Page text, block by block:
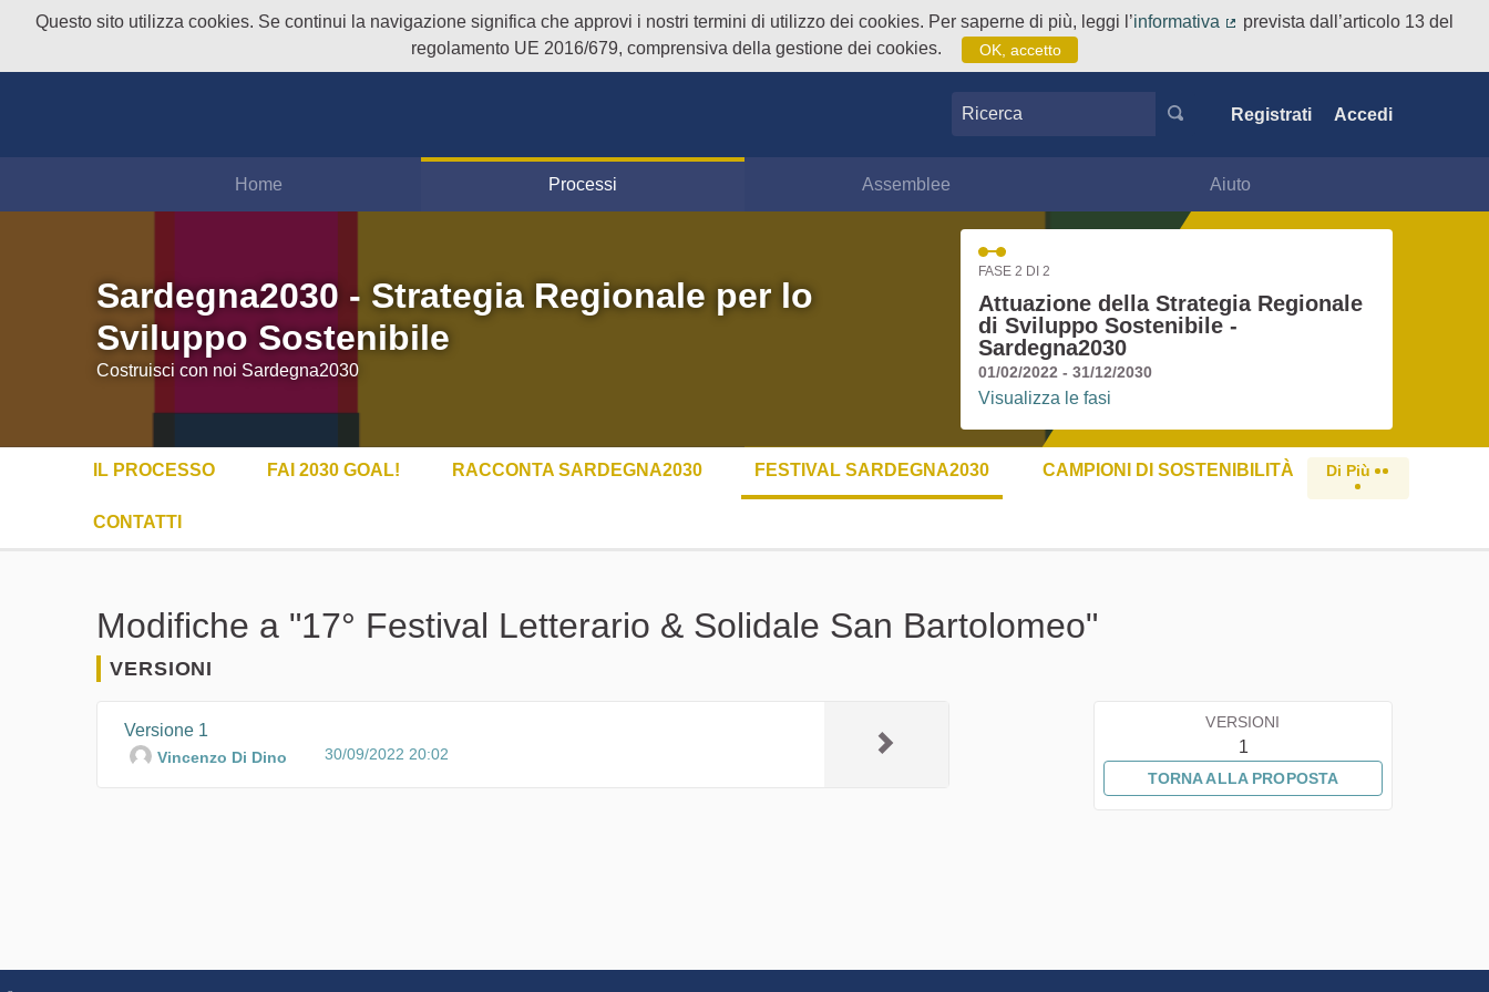
Questo sito utilizza cookies. Se continui la navigazione significa che approvi i nostri termini di utilizzo dei cookies. Per saperne di più, leggi l’informativa
prevista dall’articolo 13 del
regolamento UE 2016/679, comprensiva della gestione dei cookies.
OK, accetto
Ricerca Registrati Accedi
Home Processi Assemblee Aiuto
Sardegna2030 - Strategia Regionale per lo
Sviluppo Sostenibile
Costruisci con noi Sardegna2030
FASE 2 DI 2
Attuazione della Strategia Regionale
di Sviluppo Sostenibile -
Sardegna2030
01/02/2022 - 31/12/2030
Visualizza le fasi
IL PROCESSO FAI 2030 GOAL! RACCONTA SARDEGNA2030 FESTIVAL SARDEGNA2030 CAMPIONI DI SOSTENIBILITÀ
CONTATTI
Di Più
Modifiche a "17° Festival Letterario & Solidale San Bartolomeo"
VERSIONI
Versione 1
Vincenzo Di Dino 30/09/2022 20:02
VERSIONI
1
TORNA ALLA PROPOSTA